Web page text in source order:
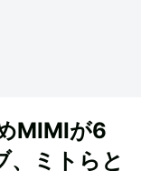
MIMIが6
、ミトらと